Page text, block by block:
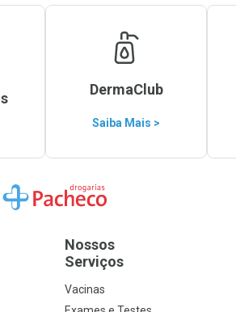
DermaClub
Saiba Mais >
Ir para a Home
Nossos
Serviços
Vacinas